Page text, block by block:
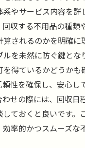
やサービス内容を詳
収する不用品の種類
されるのかを明確に
ルを未然に防ぐ鍵とな
得ているかどうかも
頼性を確保し、安心し
せの際には、回収日
ておくと良いです。
率的かつスムーズな